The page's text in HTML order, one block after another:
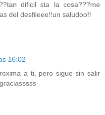
dificil sta la cosa???me
del desfileee!!un saludoo!!
16:02
a ti, pero sigue sin salir